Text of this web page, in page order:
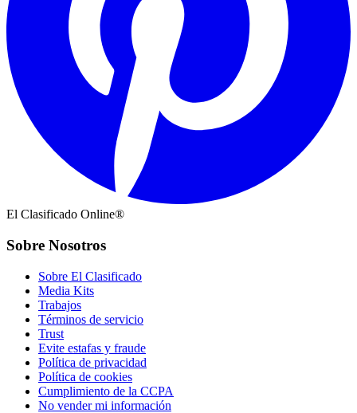
El Clasificado Online®
Sobre Nosotros
Sobre El Clasificado
Media Kits
Trabajos
Términos de servicio
Trust
Evite estafas y fraude
Política de privacidad
Política de cookies
Cumplimiento de la CCPA
No vender mi información